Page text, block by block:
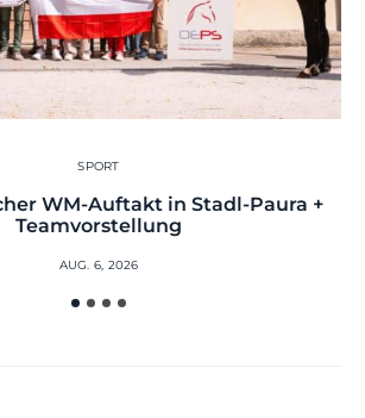
SPORT
WM-Auftakt in Stadl-Paura +
Teamvorstellung
AUG. 6, 2026